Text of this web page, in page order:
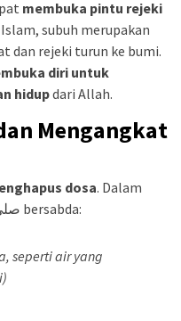
membuka pintu rejeki
subuh merupakan
dan rejeki turun ke bumi.
diri untuk
hidupdari Allah.
Mengangkat
dosa. Dalam
sebuah hadis, Nabi صلى الله عليه وسلم bersabda:
seperti air yang